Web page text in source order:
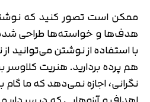
ممکن است تصور کنید که
هدف‌ها و خواسته‌ها طراحی
با استفاده از نوشتن می‌توانید
هم پرده بردارید. هنریت
نگرانی، اجازه نمی‌دهد که ما